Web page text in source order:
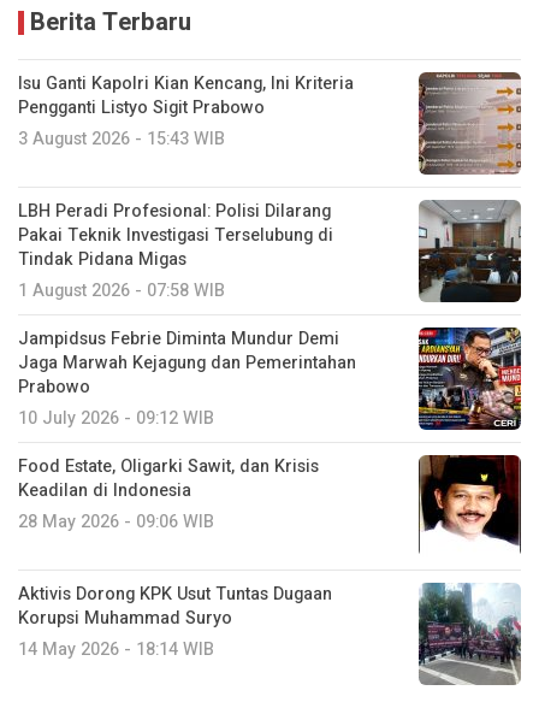
Berita Terbaru
Isu Ganti Kapolri Kian Kencang, Ini Kriteria
Pengganti Listyo Sigit Prabowo
3 August 2026 - 15:43 WIB
LBH Peradi Profesional: Polisi Dilarang
Pakai Teknik Investigasi Terselubung di
Tindak Pidana Migas
1 August 2026 - 07:58 WIB
Jampidsus Febrie Diminta Mundur Demi
Jaga Marwah Kejagung dan Pemerintahan
Prabowo
10 July 2026 - 09:12 WIB
Food Estate, Oligarki Sawit, dan Krisis
Keadilan di Indonesia
28 May 2026 - 09:06 WIB
Aktivis Dorong KPK Usut Tuntas Dugaan
Korupsi Muhammad Suryo
14 May 2026 - 18:14 WIB